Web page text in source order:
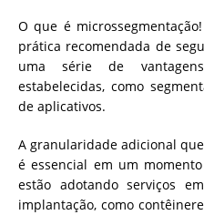
O que é
prática recomendada de
uma série de
estabelecidas, como
de aplicativos.
A granularidade adicional
é essencial em um
estão adotando serviços
implantação, como